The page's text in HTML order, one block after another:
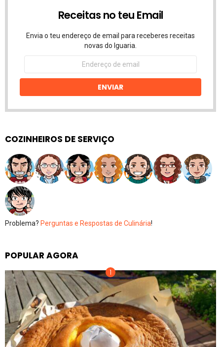
Receitas no teu Email
Envia o teu endereço de email para receberes receitas
novas do Iguaria.
Endereço
email
ENVIAR
COZINHEIROS DE SERVIÇO
Problema? Perguntas e Respostas de Culinária!
POPULAR AGORA